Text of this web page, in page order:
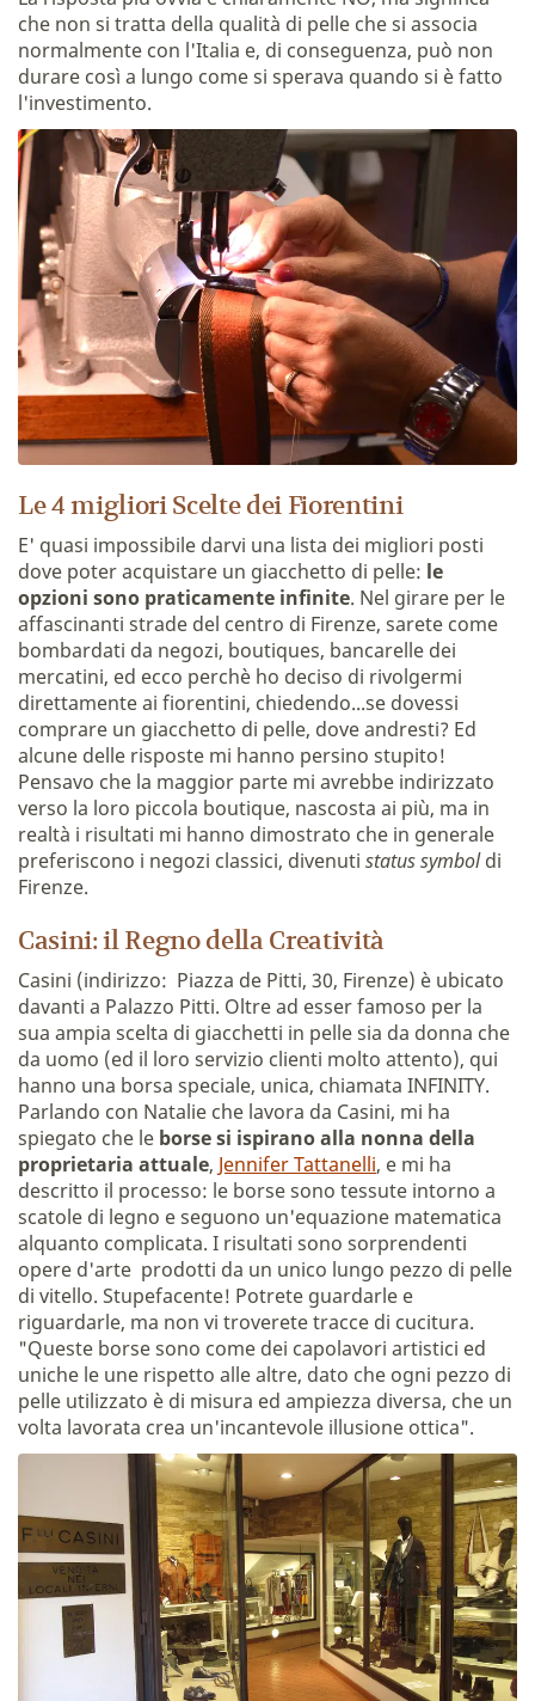
che non si tratta della qualità di pelle che si associa
normalmente con l'Italia e, di conseguenza, può non
durare così a lungo come si sperava quando si è fatto
l'investimento.
Le 4 migliori Scelte dei Fiorentini
E' quasi impossibile darvi una lista dei migliori posti
dove poter acquistare un giacchetto di pelle: le
opzioni sono praticamente infinite. Nel girare per le
affascinanti strade del centro di Firenze, sarete come
bombardati da negozi, boutiques, bancarelle dei
mercatini, ed ecco perchè ho deciso di rivolgermi
direttamente ai fiorentini, chiedendo...se dovessi
comprare un giacchetto di pelle, dove andresti? Ed
alcune delle risposte mi hanno persino stupito!
Pensavo che la maggior parte mi avrebbe indirizzato
verso la loro piccola boutique, nascosta ai più, ma in
realtà i risultati mi hanno dimostrato che in generale
preferiscono i negozi classici, divenuti status symboldi
Firenze.
Casini: il Regno della Creatività
Casini (indirizzo: Piazza de Pitti, 30, Firenze) è ubicato
davanti a Palazzo Pitti. Oltre ad esser famoso per la
sua ampia scelta di giacchetti in pelle sia da donna che
da uomo (ed il loro servizio clienti molto attento), qui
hanno una borsa speciale, unica, chiamata INFINITY.
Parlando con Natalie che lavora da Casini, mi ha
spiegato che le borse si ispirano alla nonna della
proprietaria attuale, Jennifer Tattanelli, e mi ha
descritto il processo: le borse sono tessute intorno a
scatole di legno e seguono un'equazione matematica
alquanto complicata. I risultati sono sorprendenti
opere d'arte prodotti da un unico lungo pezzo di pelle
di vitello. Stupefacente! Potrete guardarle e
riguardarle, ma non vi troverete tracce di cucitura.
"Queste borse sono come dei capolavori artistici ed
uniche le une rispetto alle altre, dato che ogni pezzo di
pelle utilizzato è di misura ed ampiezza diversa, che un
volta lavorata crea un'incantevole illusione ottica".